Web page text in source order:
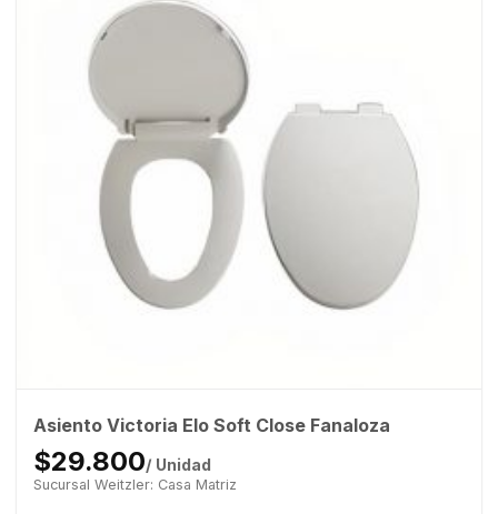
Asiento Victoria Elo Soft Close Fanaloza
$29.800/ Unidad
Sucursal Weitzler: Casa Matriz